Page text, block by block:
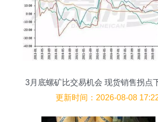
3月底螺矿比交易机会 现货销售拐点
更新时间：2026-08-08